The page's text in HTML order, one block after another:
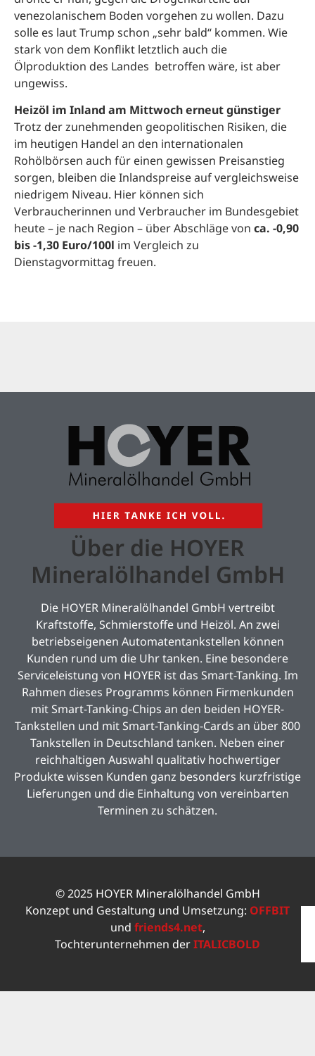
venezolanischem Boden vorgehen zu wollen. Dazu
solle es laut Trump schon „sehr bald“ kommen. Wie
stark von dem Konflikt letztlich auch die
Ölproduktion des Landes betroffen wäre, ist aber
ungewiss.
Heizöl im Inland am Mittwoch erneut günstiger
Trotz der zunehmenden geopolitischen Risiken, die
im heutigen Handel an den internationalen
Rohölbörsen auch für einen gewissen Preisanstieg
sorgen, bleiben die Inlandspreise auf vergleichsweise
niedrigem Niveau. Hier können sich
Verbraucherinnen und Verbraucher im Bundesgebiet
heute – je nach Region – über Abschläge von ca. -0,90
bis -1,30 Euro/100l im Vergleich zu
Dienstagvormittag freuen.
Über die HOYER
Mineralölhandel GmbH
Die HOYER Mineralölhandel GmbH vertreibt
Kraftstoffe, Schmierstoffe und Heizöl. An zwei
betriebseigenen Automatentankstellen können
Kunden rund um die Uhr tanken. Eine besondere
Serviceleistung von HOYER ist das Smart-Tanking. Im
Rahmen dieses Programms können Firmenkunden
mit Smart-Tanking-Chips an den beiden HOYER-
Tankstellen und mit Smart-Tanking-Cards an über 800
Tankstellen in Deutschland tanken. Neben einer
reichhaltigen Auswahl qualitativ hochwertiger
Produkte wissen Kunden ganz besonders kurzfristige
Lieferungen und die Einhaltung von vereinbarten
Terminen zu schätzen.
© 2025 HOYER Mineralölhandel GmbH
Konzept und Gestaltung und Umsetzung: OFFBIT
und friends4.net,
Tochterunternehmen derITALICBOLD